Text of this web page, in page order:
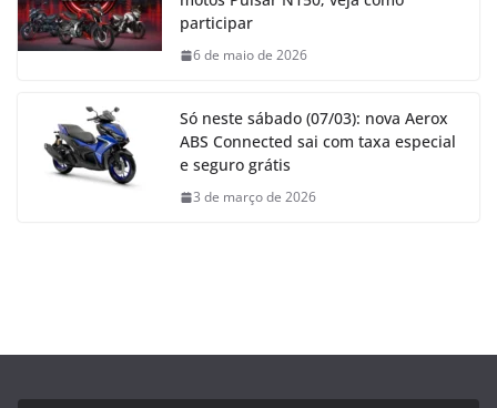
participar
6 de maio de 2026
Só neste sábado (07/03): nova Aerox
ABS Connected sai com taxa especial
e seguro grátis
3 de março de 2026